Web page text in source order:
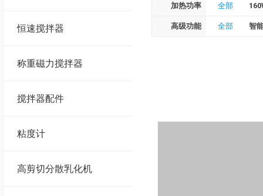
恒速搅拌器
称重磁力搅拌器
搅拌器配件
粘度计
高剪切分散乳化机
加热功率 全部
高级功能 全部 智